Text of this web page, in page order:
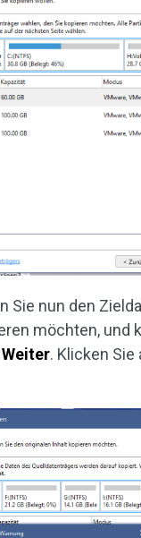
Sie nun den
möchten, und
Weiter. Klicken Sie